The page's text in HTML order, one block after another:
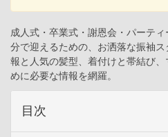
成人式・卒業式・謝恩会・パーテ
分で迎えるための、お洒落な振袖
報と人気の髪型、着付けと帯結び
めに必要な情報を網羅。
目次